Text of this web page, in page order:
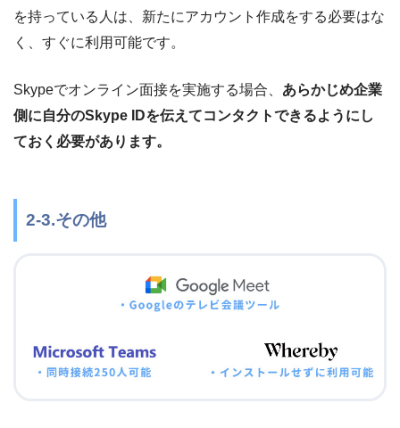
を持っている人は、新たにアカウント作成をする必要はな
く、すぐに利用可能です。
Skypeでオンライン面接を実施する場合、 あらかじめ企業
側に自分のSkype IDを伝えてコンタクトできるようにし
ておく必要があります。
2-3.その他